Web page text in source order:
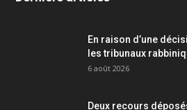
En raison d’une
les tribunaux
6 août 2026
Deux recours